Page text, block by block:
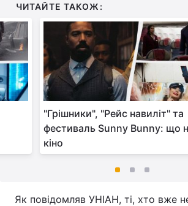
ЧИТАЙТЕ ТАКОЖ:
"Грішники", "Рейс навиліт" та
фестиваль Sunny Bunny: що
кіно
Як повідомляв УНІАН, ті, хто вже